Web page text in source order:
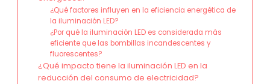
¿Qué factores influyen en la eficiencia energética de
la iluminación LED?
¿Por qué la iluminación LED es considerada más
eficiente que las bombillas incandescentes y
fluorescentes?
¿Qué impacto tiene la iluminación LED en la
reducción del consumo de electricidad?